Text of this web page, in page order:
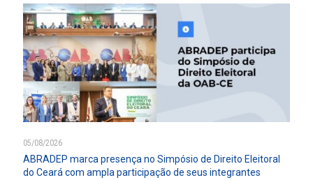
05/08/2026
ABRADEP marca presença no Simpósio de Direito Eleitoral
do Ceará com ampla participação de seus integrantes